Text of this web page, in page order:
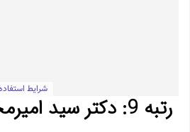
رتبه 9: دکتر سید امیرمحمد میرقاسمی